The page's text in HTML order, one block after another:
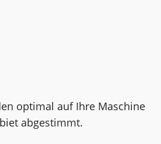
optimal auf Ihre Maschine
abgestimmt.